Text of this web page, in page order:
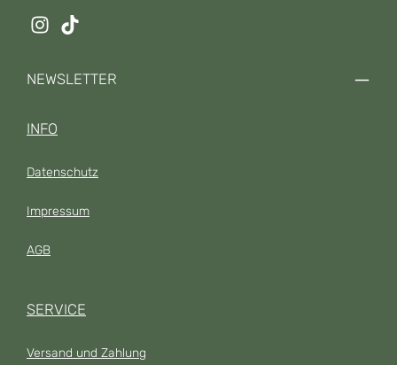
NEWSLETTER
INFO
Datenschutz
Impressum
AGB
SERVICE
Versand und Zahlung